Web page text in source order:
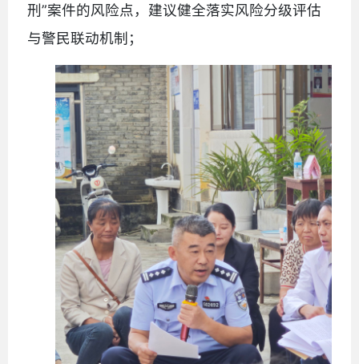
刑”案件的风险点，建议健全落实风险分级评估
与警民联动机制；